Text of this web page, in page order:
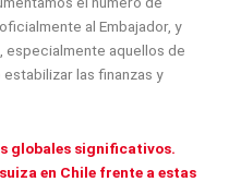
al Embajador, y
especialmente aquellos de
las finanzas y
globales significativos.
en Chile frente a estas